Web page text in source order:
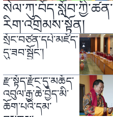
སེལ་ཀུ་བོད་སློབ་ཀྱི་ཚན་
རིག་འགྲེམས་སྟོན།
སྲོང་བཙན་དཔེ་མཛོད་
དུ་ཟབ་སྦྱོང༌།
རྫ་སྟོད་རྫོང་དུ་མཆོད་
འབུལ་རྒྱ་ཆེ་བྱེད་མི་
ཆོག་པའི་དམ་